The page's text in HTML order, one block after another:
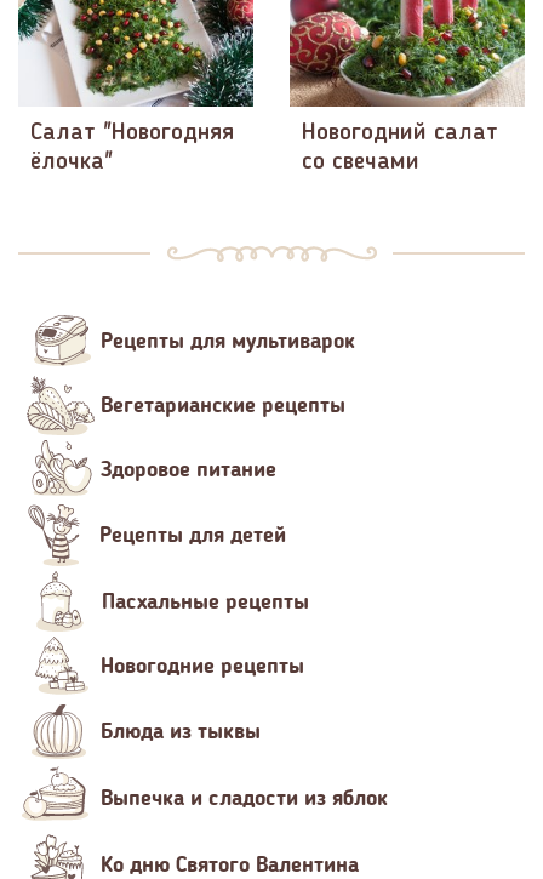
Салат "Новогодняя
ёлочка"
Новогодний салат
со свечами
Рецепты для мультиварок
Вегетарианские рецепты
Здоровое питание
Рецепты для детей
Пасхальные рецепты
Новогодние рецепты
Блюда из тыквы
Выпечка и сладости из яблок
Ко дню Святого Валентина